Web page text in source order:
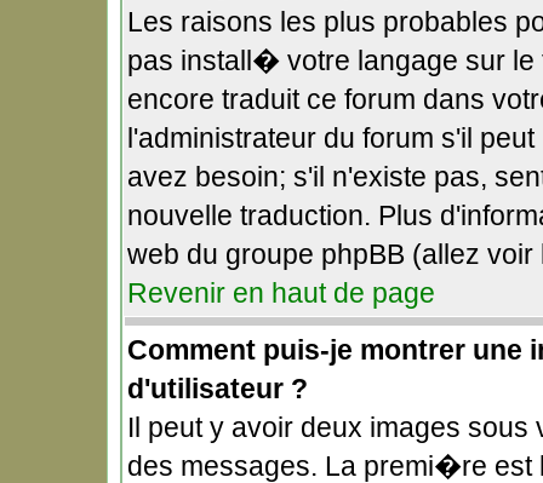
Les raisons les plus probables
pas install� votre langage sur le
encore traduit ce forum dans
l'administrateur du forum s'il
avez besoin; s'il n'existe pas,
nouvelle traduction. Plus
web du groupe phpBB (allez
Revenir en haut de page
Comment puis-je montrer une
d'utilisateur ?
Il peut y avoir deux images
des messages. La premi�re